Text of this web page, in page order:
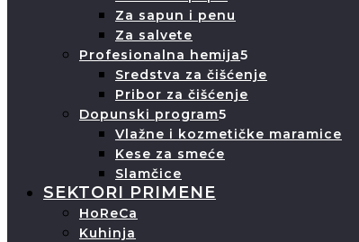
Za sapun i penu
Za salvete
Profesionalna hemija
Sredstva za čišćenje
Pribor za čišćenje
Dopunski program
Vlažne i kozmetičke maramice
Kese za smeće
Slamčice
SEKTORI PRIMENE
HoReCa
Kuhinja